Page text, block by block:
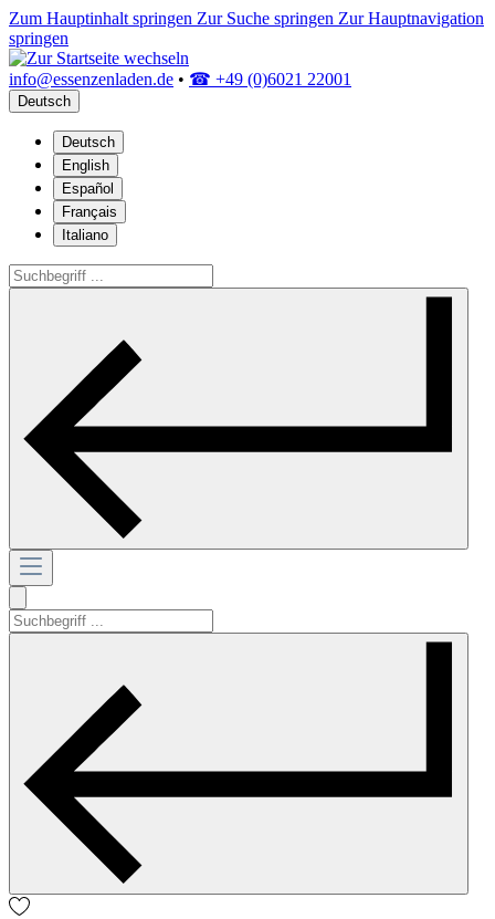
Zum Hauptinhalt springen Zur Suche springen Zur Hauptnavigation
springen
info@essenzenladen.de • ☎ +49 (0)6021 22001
Deutsch
Deutsch
English
Español
Français
Italiano